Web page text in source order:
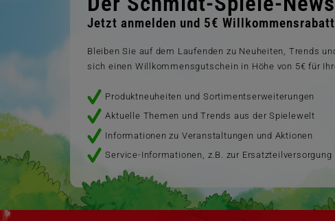
Jetzt anmelden und 5€
Bleiben Sie auf dem Laufenden zu Neuheiten, Trends
sich einen Willkommensgutschein in Höhe von 5€ für
Produktneuheiten und Sortimentserweiterungen
Aktuelle Themen und Trends aus der Spielewelt
Informationen zu Veranstaltungen und Aktionen
Service-Informationen, z.B. zur Ersatzteilversorgung